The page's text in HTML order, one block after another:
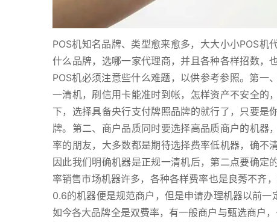
POS机知名品牌、类型愈来愈多，大大小小POS
什么品牌，选哪一家代理商，并且各种各样招数，
POS机必须注意些什么难题，以供参考参照。第
一清机，刷信用卡能准时到帐，怎样资产不安全的
下，选择具备央行支付牌照品牌的就行了，只要是
牌。第二、商户品质同时要选择高品质商户的机器
率的朋友，大多数都是期待选择费率低机器，确不
因此我们明确机器是正规一清机后，第二点要确定
率销售市场机器许多，各种各样费率也是良莠不齐
0.6的机器便是规范商户，但是申请办理机器以前一
如今各大品牌全是双费率，有一般商户与甄选商户